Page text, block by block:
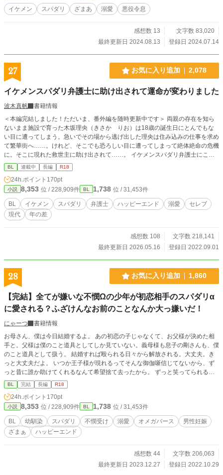
い。 アレンにも王位継承権があることを。 従者を一人連れてスラムに行ったア
レンは、イケメンでスパダリな従者に溺愛されながらスラムを改革していっ
イケメン スパダリ ざまあ 溺愛 悪役令息
感想数 13
文字数 83,020
最終更新日 2024.08.13
登録日 2024.07.14
27 お気に入り追加 2,078
イケメンスパダリ弁護士に助け出されて運命が変わりました
波木真帆
書籍情報
＜本編完結しました！ただいま、番外編を随時更新中です＞ 両親の存在を知ら
ないまま施設で育った木坂理央（きさか りお）は18歳の誕生日にとんでもな
い目に遭ってしまう。急いでその場から逃げ出した理央は住み込みの仕事を求め
て繁華街へ……。けれど、そこでも恐ろしい目に遭ってしまって絶体絶命の危機
に。そこに現れた救世主に助け出されて……。 イケメンスパダリ弁護士にこの
上なく溺愛されていくハッピーエンド小説です。 R18には※つけます。 こちら
はイケメンスパダリ社長、イケメンスパダリ医師に引き続き、シリーズ第３弾に
なりますが、単体でも楽しんでいただけます。
BL 連載中 長編 R18
24h.ポイント 170pt
小説 8,353 位 / 228,909件 BL 1,738 位 / 31,453件
BL イケメン スパダリ 弁護士 ハッピーエンド 溺愛
セレブ
現代
年の差
感想数 108
文字数 218,141
最終更新日 2026.05.16
登録日 2022.09.01
28 お気に入り追加 1,860
【完結】全てが嫌いな不憫Ωの少年が初恋相手のスパダリα
に愛される？ふざけんなお前のことなんか大っ嫌いだ！
にゃーつ
書籍情報
お母さん、僕は今日結婚するよ。 あの初恋の子じゃなくて、お父様が決めた相
手と。父様は僕のこと道具としてしか見ていない。義母様も息子の剛さんも、僕
のこと道具として扱う。 結婚すれば殴られる日々から解放される。大丈夫。き
っと大丈夫だよ。 いつか王子様が現れるってそんな御伽噺信じてないから、ず
っと昔に誰か助けてくれるなんて希望捨て去ったから。 ずっと笑ってられるか
ら大丈夫 幼馴染スパダリα×不憫受Ω 結婚して半年で大きな事件が起こる。 雨の
降る夜に幼馴染と再会。幼馴染の南 れおんは恋焦がれていた増田 周の驚くべ
き真実を知る。 お前なんか嫌いだ。みんな嫌いだ。僕が助けて欲しい時に誰も
助けてくれなかったくせに！今更なんなんだよ！偽善者！ オメガバース作品で
すので男性妊娠、出産の内容が含まれますのでご注意ください。
BL 完結 長編 R18
24h.ポイント 170pt
小説 8,353 位 / 228,909件 BL 1,738 位 / 31,453件
BL 幼馴染 スパダリ 不憫受け 溺愛 オメガバース
男性妊娠
ざまぁ
ハッピーエンド
感想数 44
文字数 206,063
最終更新日 2023.12.27
登録日 2022.10.29